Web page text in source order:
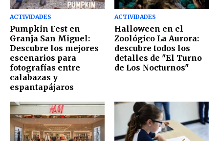
ACTIVIDADES
Pumpkin Fest en
Granja San Miguel:
Descubre los mejores
escenarios para
fotografías entre
calabazas y
espantapájaros
ACTIVIDADES
Halloween en el
Zoológico La Aurora:
descubre todos los
detalles de "El Turno
de Los Nocturnos"